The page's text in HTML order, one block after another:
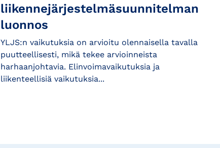
liikennejärjestelmäsuunnitelman
luonnos
YLJS:n vaikutuksia on arvioitu olennaisella tavalla
puutteellisesti, mikä tekee arvioinneista
harhaanjohtavia. Elinvoimavaikutuksia ja
liikenteellisiä vaikutuksia...